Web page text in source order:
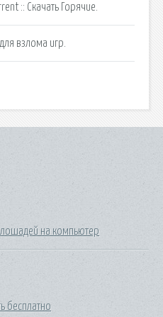
:: Скачать Горячие.
взлома игр.
лошадей на компьютер
бесплатно